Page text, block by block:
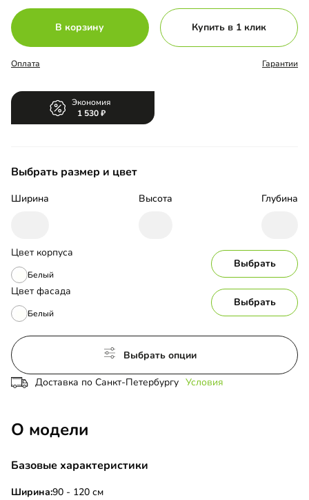
В корзину Купить в 1 клик
Оплата Гарантии
Экономия
1 530
Выбрать размер и цвет
Ширина Высота Глубина
Цвет корпуса
Белый
Выбрать
Цвет фасада
Белый
Выбрать
Выбрать опции
Доставка по Санкт-Петербургу Условия
О модели
Базовые характеристики
Ширина:90 - 120 см